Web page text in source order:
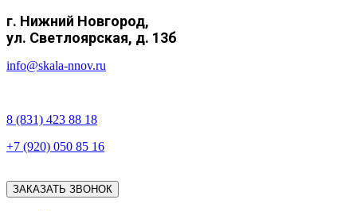
г. Нижний Новгород,
ул. Светлоярская, д. 13б
info@skala-nnov.ru
8 (831) 423 88 18
+7 (920) 050 85 16
ЗАКАЗАТЬ ЗВОНОК